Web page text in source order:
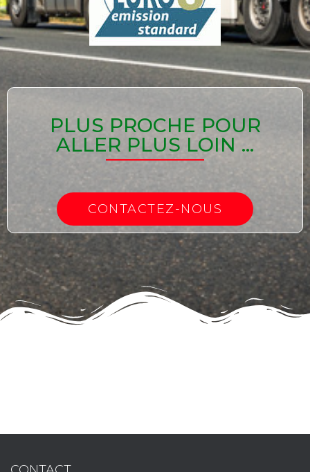
PLUS PROCHE POUR
ALLER PLUS LOIN ...
CONTACTEZ-NOUS